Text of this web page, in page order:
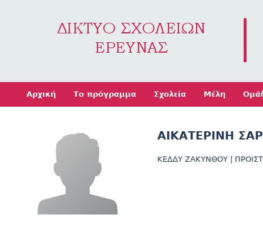
Αρχική Το πρόγραμμα Σχολεία Μέλη
ΑΙΚΑΤΕΡΙΝΗ
ΚΕΔΔΥ ΖΑΚΥΝΘΟΥ